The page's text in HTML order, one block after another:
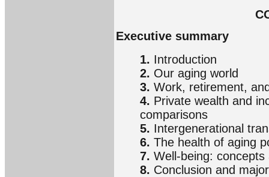
Executive summary
1. Introduction
2. Our aging world
3. Work, retirement,
4. Private wealth and
comparisons
5. Intergenerational
6. The health of aging
7. Well-being:
8. Conclusion and